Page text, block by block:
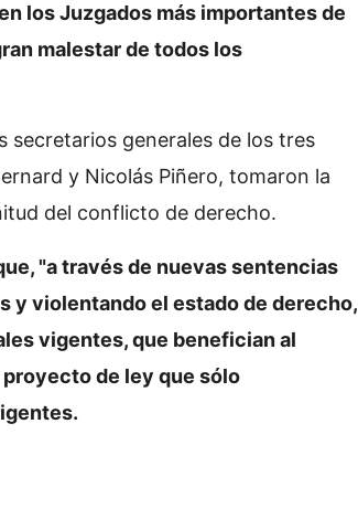
los Juzgados más importantes de
malestar de todos los
secretarios generales de los tres
y Nicolás Piñero, tomaron la
del conflicto de derecho.
"a través de nuevas sentencias
y violentando el estado de derecho,
vigentes, que benefician al
de ley que sólo